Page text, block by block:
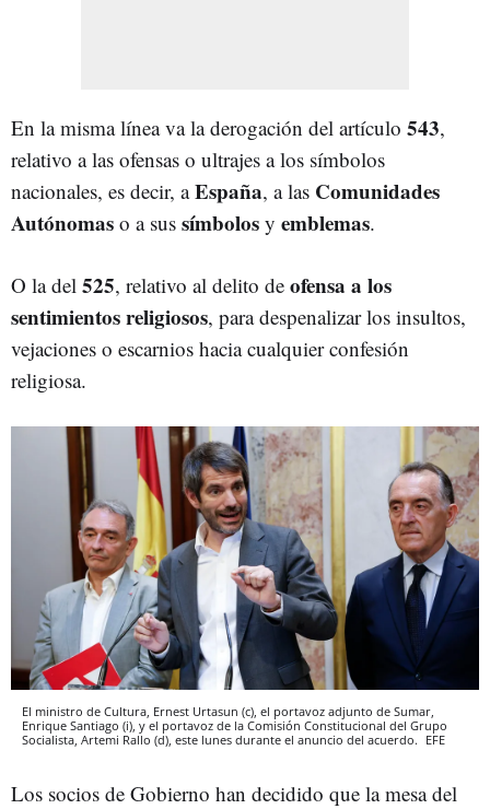
En la misma línea va la derogación del artículo 543,
relativo a las ofensas o ultrajes a los símbolos
nacionales, es decir, aEspaña, a las Comunidades
Autónomas o a sus símbolos y emblemas.
O la del 525, relativo al delito de ofensa a los
sentimientos religiosos, para despenalizar los insultos,
vejaciones o escarnios hacia cualquier confesión
religiosa.
El ministro de Cultura, Ernest Urtasun (c), el portavoz adjunto de Sumar,
Enrique Santiago (i), y el portavoz de la Comisión Constitucional del Grupo
Socialista, Artemi Rallo (d), este lunes durante el anuncio del acuerdo. EFE
Los socios de Gobierno han decidido que la mesa del